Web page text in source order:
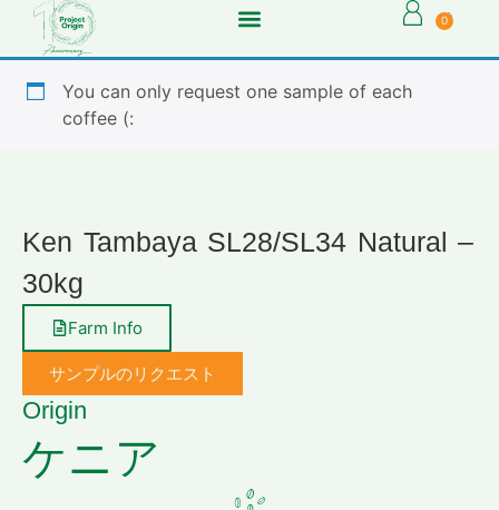
0
You can only request one sample of each
coffee (:
Ken Tambaya SL28/SL34 Natural –
30kg
Farm Info
サンプルのリクエスト
Origin
ケニア